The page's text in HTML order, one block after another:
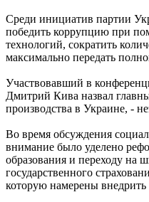
Среди инициатив партии
победить коррупцию при
технологий, сократить
максимально передать
Участвовавший в
Дмитрий Кива назвал
производства в Украине, -
Во время обсуждения
внимание было уделено
образования и переходу на
государственного
которую намерены внедрить